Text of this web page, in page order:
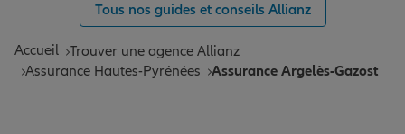
Tous nos guides et conseils Allianz
Accueil Trouver une agence Allianz
Assurance Hautes-Pyrénées
Assurance Argelès-Gazost